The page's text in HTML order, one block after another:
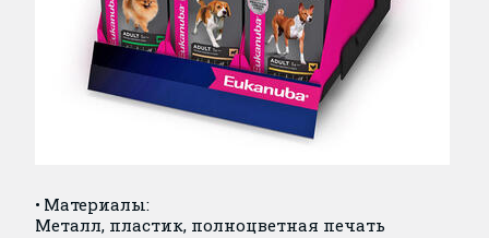
Материалы:
Металл, пластик, полноцветная печать